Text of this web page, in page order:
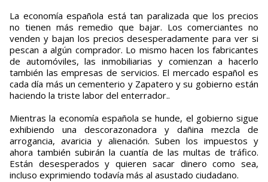
La economía española está tan paralizada que los precios
no tienen más remedio que bajar. Los comerciantes no
venden y bajan los precios desesperadamente para ver si
pescan a algún comprador. Lo mismo hacen los fabricantes
de automóviles, las inmobiliarias y comienzan a hacerlo
también las empresas de servicios. El mercado español es
cada día más un cementerio y Zapatero y su gobierno están
haciendo la triste labor del enterrador..
Mientras la economía española se hunde, el gobierno sigue
exhibiendo una descorazonadora y dañina mezcla de
arrogancia, avaricia y alienación. Suben los impuestos y
ahora también subirán la cuantía de las multas de tráfico.
Están desesperados y quieren sacar dinero como sea,
incluso exprimiendo todavía más al asustado ciudadano.